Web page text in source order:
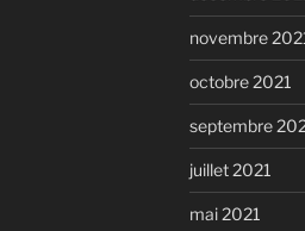
novembre
octobre 2021
septembre
juillet 2021
mai 2021